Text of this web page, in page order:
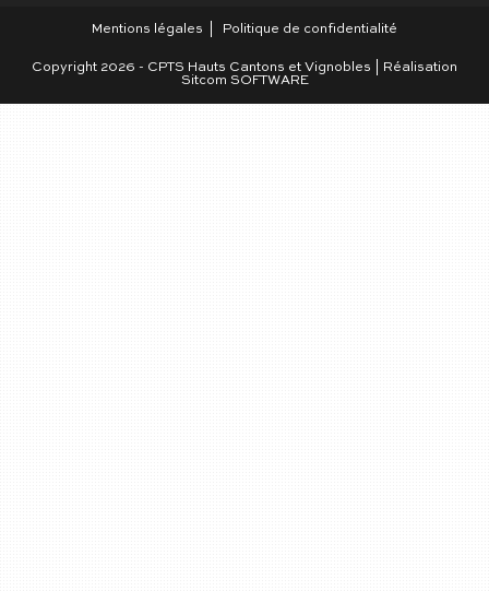
Mentions légales Politique de confidentialité
Copyright 2026 - CPTS Hauts Cantons et Vignobles | Réalisation
Sitcom SOFTWARE